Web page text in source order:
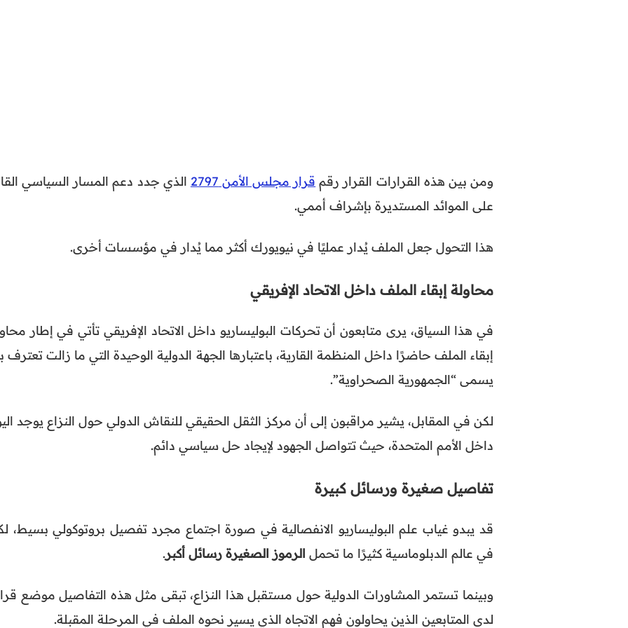
ومن بين هذه القرارات القرار رقم قرار مجلس الأمن 2797
الذي جدد دعم المسار السياسي
على الموائد المستديرة بإشراف أممي.
هذا التحول جعل الملف يُدار عمليًا في نيويورك أكثر مما يُدار في مؤسسات أخرى.
محاولة إبقاء الملف داخل الاتحاد الإفريقي
في هذا السياق، يرى متابعون أن تحركات البوليساريو داخل الاتحاد الإفريقي تأتي في إطار
إبقاء الملف حاضرًا داخل المنظمة القارية، باعتبارها الجهة الدولية الوحيدة التي ما زالت تعترف
يسمى “الجمهورية الصحراوية”.
لكن في المقابل، يشير مراقبون إلى أن مركز الثقل الحقيقي للنقاش الدولي حول النزاع يوجد
داخل الأمم المتحدة، حيث تتواصل الجهود لإيجاد حل سياسي دائم.
تفاصيل صغيرة ورسائل كبيرة
قد يبدو غياب علم البوليساريو الانفصالية في صورة اجتماع مجرد تفصيل بروتوكولي بسيط،
في عالم الدبلوماسية كثيرًا ما تحمل الرموز الصغيرة رسائل أكبر.
وبينما تستمر المشاورات الدولية حول مستقبل هذا النزاع، تبقى مثل هذه التفاصيل موضع
لدى المتابعين الذين يحاولون فهم الاتجاه الذي يسير نحوه الملف في المرحلة المقبلة.